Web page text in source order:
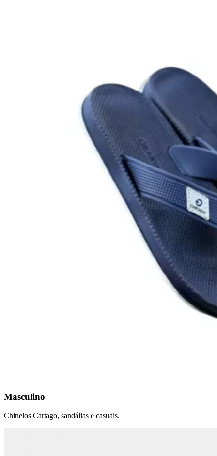
Masculino
Chinelos Cartago, sandálias e casuais.